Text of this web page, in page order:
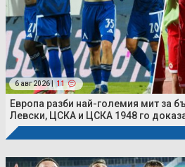
6 авг 2026 | 11
Европа разби най-големия мит за
Левски, ЦСКА и ЦСКА 1948 го